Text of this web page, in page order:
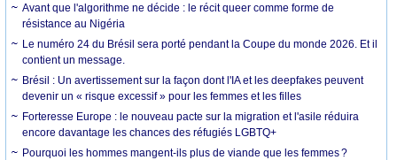
Avant que l'algorithme ne décide : le récit queer comme forme de
résistance au Nigéria
Le numéro 24 du Brésil sera porté pendant la Coupe du monde 2026. Et il
contient un message.
Brésil : Un avertissement sur la façon dont l'IA et les deepfakes peuvent
devenir un « risque excessif » pour les femmes et les filles
Forteresse Europe : le nouveau pacte sur la migration et l'asile réduira
encore davantage les chances des réfugiés LGBTQ+
Pourquoi les hommes mangent-ils plus de viande que les femmes ?